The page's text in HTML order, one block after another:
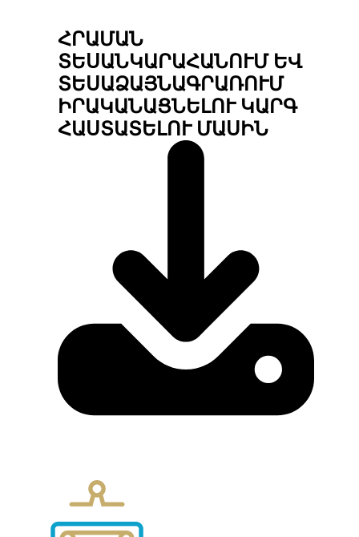
ՀՐԱՄԱՆ
ՏԵՍԱՆԿԱՐԱՀԱՆՈՒՄ ԵՎ
ՏԵՍԱՁԱՅՆԱԳՐԱՌՈՒՄ
ԻՐԱԿԱՆԱՑՆԵԼՈՒ ԿԱՐԳ
ՀԱՍՏԱՏԵԼՈՒ ՄԱՍԻՆ